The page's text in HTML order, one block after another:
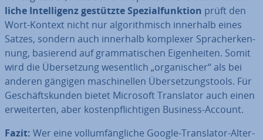
li­che In­tel­li­genz gestützte Spe­zi­al­funk­ti­on prüft den
Wort-Kontext nicht nur al­go­rith­misch innerhalb eines
Satzes, sondern auch innerhalb komplexer Sprach­er­ken­
nung, basierend auf gram­ma­ti­schen Ei­gen­hei­ten. Somit
wird die Über­set­zung we­sent­lich „or­ga­ni­scher“ als bei
anderen gängigen ma­schi­nel­len Über­set­zungs­tools. Für
Ge­schäfts­kun­den bietet Microsoft Trans­la­tor auch einen
er­wei­ter­ten, aber kos­ten­pflich­ti­gen Business-Account.
Fazit: Wer eine voll­um­fäng­li­che Google-Trans­la­tor-Al­ter­